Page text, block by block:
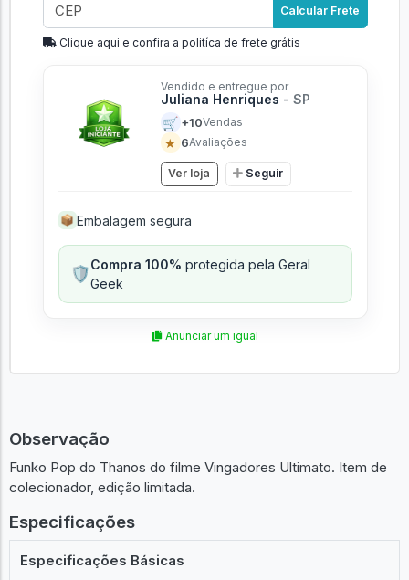
Calcular Frete
Clique aqui e confira a politíca de frete grátis
Vendido e entregue por
Juliana Henriques - SP
🛒 +10Vendas
★ 6Avaliações
Ver loja Seguir
📦 Embalagem segura
🛡️Compra 100% protegida pela Geral
Geek
Anunciar um igual
Observação
Funko Pop do Thanos do filme Vingadores Ultimato. Item de
colecionador, edição limitada.
Especificações
Especificações Básicas